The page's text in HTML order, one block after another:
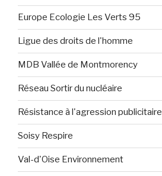
Europe Ecologie Les Verts 95
Ligue des droits de l'homme
MDB Vallée de Montmorency
Réseau Sortir du nucléaire
Résistance à l'agression publicitaire
Soisy Respire
Val-d'Oise Environnement